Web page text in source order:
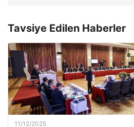
Tavsiye Edilen Haberler
11/12/2025